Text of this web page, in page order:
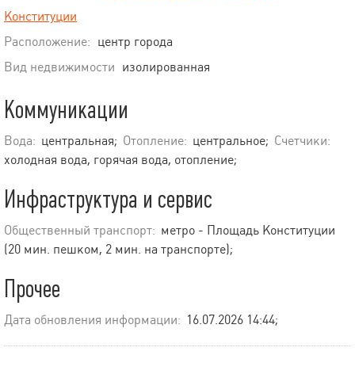
Конституции
Расположение: центр города
Вид недвижимости изолированная
Коммуникации
Вода: центральная; Отопление: центральное; Счетчики:
холодная вода, горячая вода, отопление;
Инфраструктура и сервис
Общественный транспорт: метро - Площадь Конституции
(20 мин. пешком, 2 мин. на транспорте);
Прочее
Дата обновления информации: 16.07.2026 14:44;